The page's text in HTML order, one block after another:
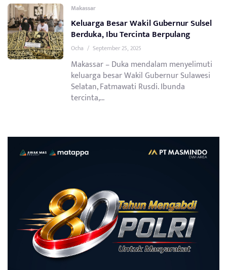
Makassar
Keluarga Besar Wakil Gubernur Sulsel
Berduka, Ibu Tercinta Berpulang
Ocha / September 25, 2025
Makassar – Duka mendalam menyelimuti
keluarga besar Wakil Gubernur Sulawesi
Selatan, Fatmawati Rusdi. Ibunda
tercinta,...